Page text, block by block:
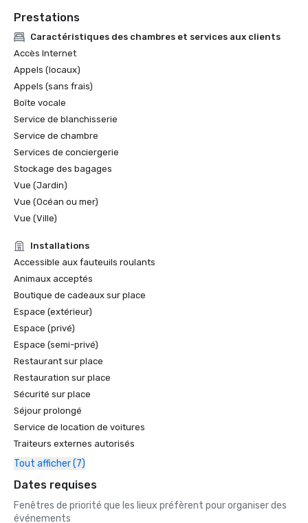
Prestations
Caractéristiques des chambres et services aux clients
Accès Internet
Appels (locaux)
Appels (sans frais)
Boîte vocale
Service de blanchisserie
Service de chambre
Services de conciergerie
Stockage des bagages
Vue (Jardin)
Vue (Océan ou mer)
Vue (Ville)
Installations
Accessible aux fauteuils roulants
Animaux acceptés
Boutique de cadeaux sur place
Espace (extérieur)
Espace (privé)
Espace (semi-privé)
Restaurant sur place
Restauration sur place
Sécurité sur place
Séjour prolongé
Service de location de voitures
Traiteurs externes autorisés
Tout afficher (7)
Dates requises
Fenêtres de priorité que les lieux préfèrent pour organiser des
événements